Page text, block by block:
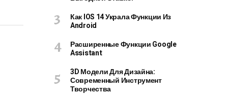
Как IOS 14 Украла Функции Из
Android
Расширенные Функции Google
Assistant
3D Модели Для Дизайна:
Современный Инструмент
Творчества